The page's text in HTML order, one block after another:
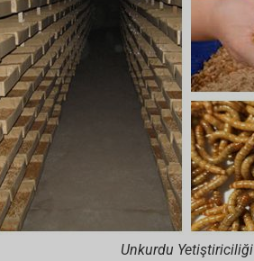
Unkurdu Yetiştiriciliği